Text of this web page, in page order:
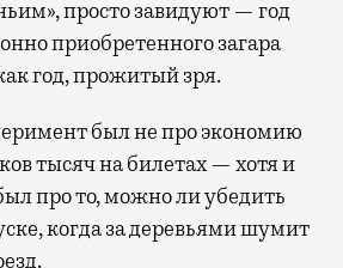
просто завидуют — год
приобретенного загара
год, прожитый зря.
был не про экономию
тысяч на билетах — хотя и
про то, можно ли убедить
когда за деревьями шумит